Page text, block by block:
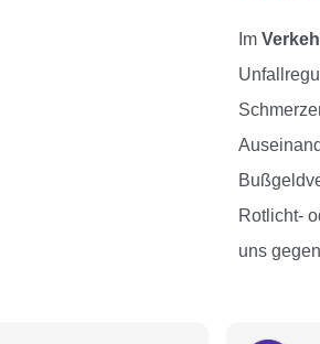
Im
Rotlicht-
uns